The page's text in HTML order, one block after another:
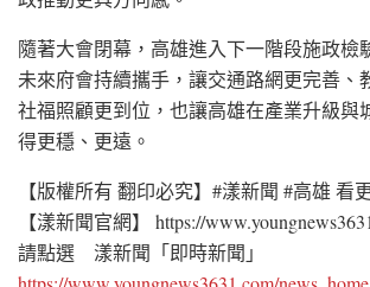
隨著大會閉幕，高雄進入下一階段施政檢
未來府會持續攜手，讓交通路網更完善、
社福照顧更到位，也讓高雄在產業升級與
得更穩、更遠。
【版權所有 翻印必究】#漾新聞 #高雄 看
【漾新聞官網】 https://
請點選 漾新聞「即時新聞」